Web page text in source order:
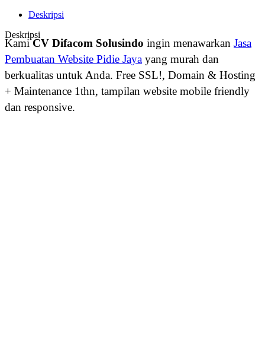
Deskripsi
Deskripsi
KamiCV Difacom Solusindo ingin menawarkan Jasa
Pembuatan Website Pidie Jaya yang murah dan
berkualitas untuk Anda. Free SSL!, Domain & Hosting
+ Maintenance 1thn, tampilan website mobile friendly
dan responsive.